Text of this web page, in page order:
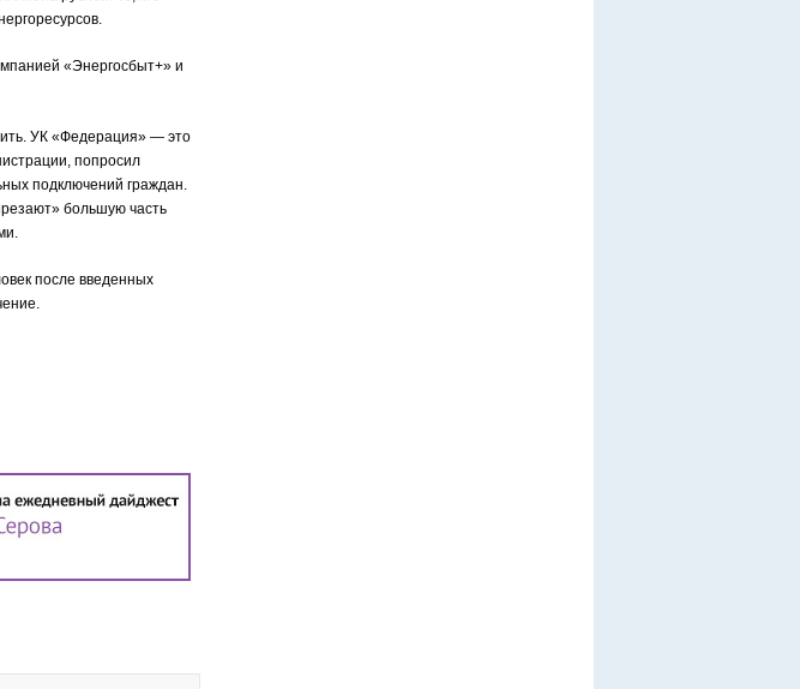
«Энергосбыт+» и
УК «Федерация» — это
попросил
подключений граждан.
большую часть
после введенных